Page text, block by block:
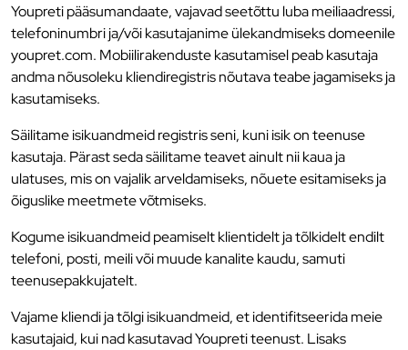
Youpreti pääsumandaate, vajavad seetõttu luba meiliaadressi,
telefoninumbri ja/või kasutajanime ülekandmiseks domeenile
youpret.com. Mobiilirakenduste kasutamisel peab kasutaja
andma nõusoleku kliendiregistris nõutava teabe jagamiseks ja
kasutamiseks.
Säilitame isikuandmeid registris seni, kuni isik on teenuse
kasutaja. Pärast seda säilitame teavet ainult nii kaua ja
ulatuses, mis on vajalik arveldamiseks, nõuete esitamiseks ja
õiguslike meetmete võtmiseks.
Kogume isikuandmeid peamiselt klientidelt ja tõlkidelt endilt
telefoni, posti, meili või muude kanalite kaudu, samuti
teenusepakkujatelt.
Vajame kliendi ja tõlgi isikuandmeid, et identifitseerida meie
kasutajaid, kui nad kasutavad Youpreti teenust. Lisaks